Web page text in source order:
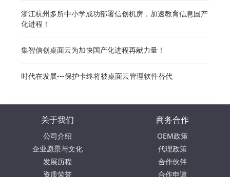
浙江杭州多所中小学成功部署信创机房，加速教育信息国产
化进程！
集智信创桌面云为加快国产化进程再献力量！
时代在发展---保护卡终将被桌面云管理软件替代
关于我们
公司介绍
企业愿景与文化
发展历程
资质荣誉
商务合作
OEM政策
代理政策
合作伙伴
合作申请